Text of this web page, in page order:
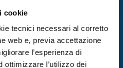
cookie
tecnici necessari al corretto
web e, previa accettazione
l’esperienza di
ottimizzare l’utilizzo dei